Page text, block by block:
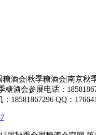
酒会|秋季糖酒会|南京秋
糖酒会参展电话：
18581867296 QQ：